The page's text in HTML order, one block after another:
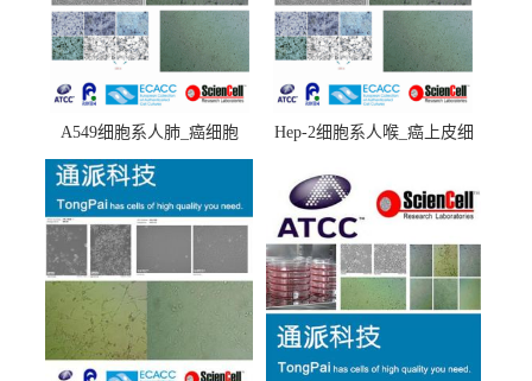
A549细胞系人肺_癌细胞
(A549细胞)
Hep-2细胞系人喉_癌上皮细